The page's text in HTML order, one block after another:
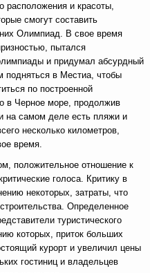
расположения и красоты,
смогут составить
Олимпиад. В свое время
пытался
и придумал абсурдный
подняться в Местиа, чтобы
по построенной
в Черное море, продолжив
на самом деле есть пляжи и
несколько километров,
время.
положительное отношение к
голоса. Критику в
некоторых, затраты, что
Определенное
туристического
которых, приток больших
курорт и увеличил цены
гостиниц и владельцев